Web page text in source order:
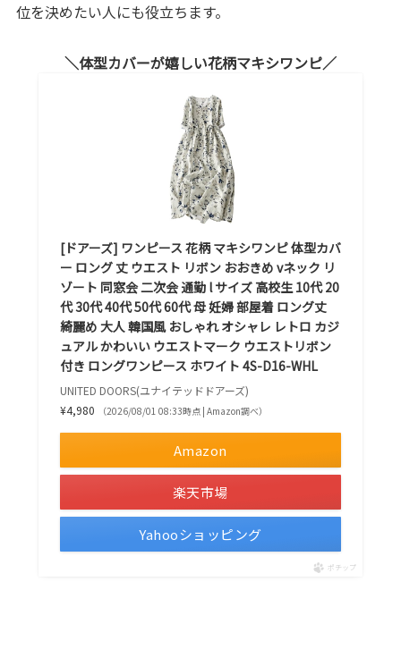
位を決めたい人にも役立ちます。
体型カバーが嬉しい花柄マキシワンピ
[ドアーズ] ワンピース 花柄 マキシワンピ 体型カバ
ー ロング 丈 ウエスト リボン おおきめ vネック リ
ゾート 同窓会 二次会 通勤 l サイズ 高校生 10代 20
代 30代 40代 50代 60代 母 妊婦 部屋着 ロング丈
綺麗め 大人 韓国風 おしゃれ オシャレ レトロ カジ
ュアル かわいい ウエストマーク ウエストリボン
付き ロングワンピース ホワイト 4S-D16-WHL
UNITED DOORS(ユナイテッドドアーズ)
¥4,980
（2026/08/01 08:33時点 | Amazon調べ）
Amazon
楽天市場
Yahooショッピング
ポチップ